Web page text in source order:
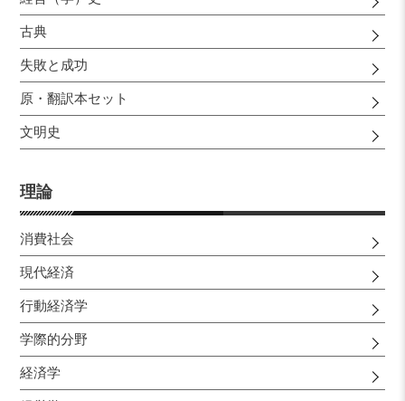
古典
失敗と成功
原・翻訳本セット
文明史
理論
消費社会
現代経済
行動経済学
学際的分野
経済学